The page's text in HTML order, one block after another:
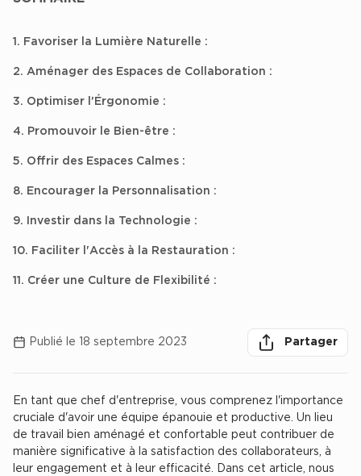
Collections de Bureaux
Hôtels particuliers
Immeuble indépendant
Bureaux certifiés - Environnement
Immeuble de bureaux avec services
Haussmanniens
Location d'Entrepôts / Activités à Saint-Priest
Location d'Entrepôts / Activités à Rennes
Location d'Entrepôts / Activités à Besançon
Achat d'Entrepôts / Activités
1. Favoriser la Lumière Naturelle :
2. Aménager des Espaces de Collaboration :
3. Optimiser l'Érgonomie :
4. Promouvoir le Bien-être :
5. Offrir des Espaces Calmes :
8. Encourager la Personnalisation :
9. Investir dans la Technologie :
10. Faciliter l'Accès à la Restauration :
11. Créer une Culture de Flexibilité :
Publié le 18 septembre 2023
Partager
Partager sur
Partager
Partager
En tant que chef d'entreprise, vous comprenez l'importance
cruciale d'avoir une équipe épanouie et productive. Un lieu
de travail bien aménagé et confortable peut contribuer de
manière significative à la satisfaction des collaborateurs, à
leur engagement et à leur efficacité. Dans cet article, nous